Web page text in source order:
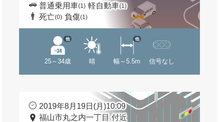
普通乗用車(1) 軽自動車(1)
死亡(0) 負傷(1)
25～34歳
他
晴 幅～5.5m
他
信号なし
2019年8月19日(月)10:09
福山市丸之内一丁目 付近